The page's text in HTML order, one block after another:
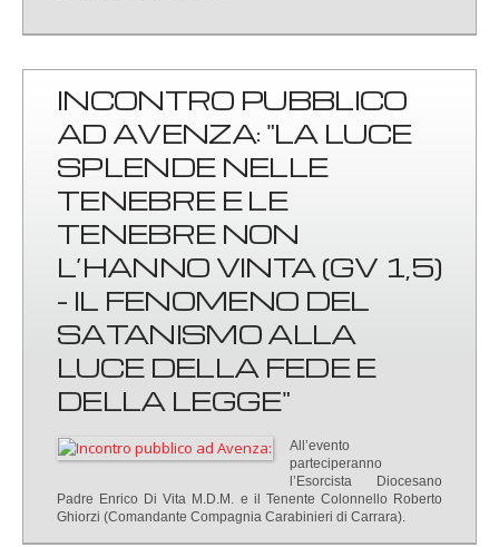
INCONTRO PUBBLICO
AD AVENZA: "LA LUCE
SPLENDE NELLE
TENEBRE E LE
TENEBRE NON
L’HANNO VINTA (GV 1,5)
- IL FENOMENO DEL
SATANISMO ALLA
LUCE DELLA FEDE E
DELLA LEGGE"
All’evento
parteciperanno
l’Esorcista Diocesano
Padre Enrico Di Vita M.D.M. e il Tenente Colonnello Roberto
Ghiorzi (Comandante Compagnia Carabinieri di Carrara).